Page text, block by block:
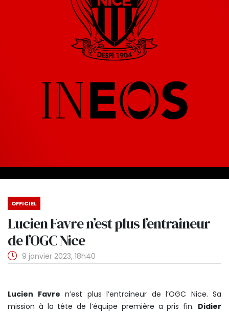
OFFICIEL
Lucien Favre n’est plus l’entraineur
de l’OGC Nice
9 janvier 2023, 18h40
Lucien Favre n’est plus l’entraineur de l’OGC Nice. Sa
mission à la tête de l’équipe première a pris fin. Didier